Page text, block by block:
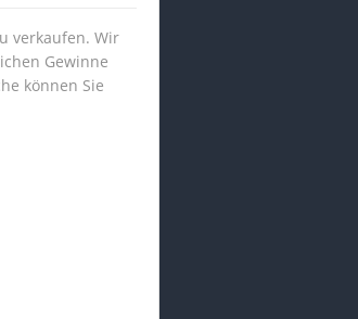
verkaufen. Wir
Gewinne
können Sie